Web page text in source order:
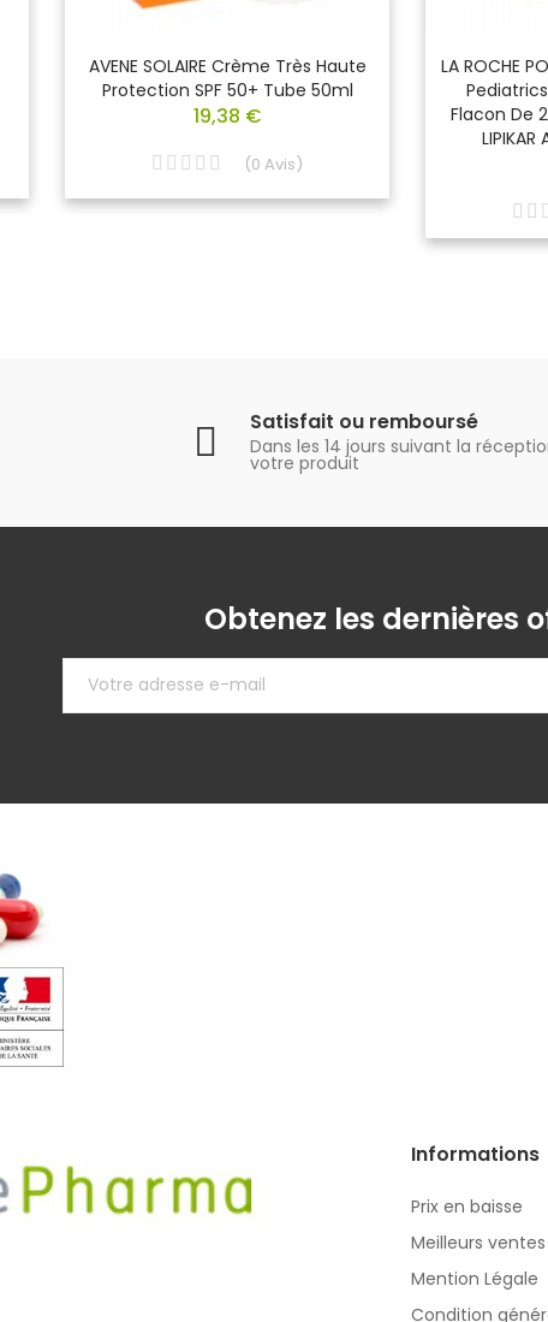
AVENE SOLAIRE Crème Très Haute
Protection SPF 50+ Tube 50ml
19,38 €
(0 Avis)
LA ROCHE
Flacon De
Satisfait ou remboursé
Dans les 14 jours suivant la
votre produit
Obtenez les dernières
Informations
Prix en baisse
Meilleurs ventes
Mention Légale
Condition